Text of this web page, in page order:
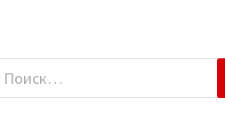
Найти: